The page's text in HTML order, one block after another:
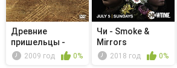
Древние
пришельцы -
Серия 02
2009 год 0%
Чи - Smoke &
Mirrors
2018 год 0%